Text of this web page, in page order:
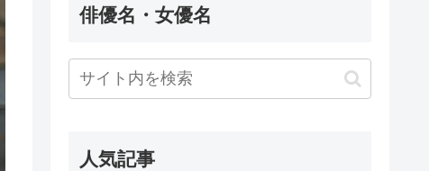
俳優名・女優名
人気記事